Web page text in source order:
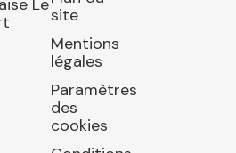
site
Mentions
légales
Paramètres
des
cookies